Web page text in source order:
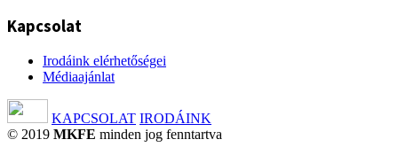
Kapcsolat
Irodáink elérhetőségei
Médiaajánlat
KAPCSOLAT IRODÁINK
© 2019 MKFE minden jog fenntartva